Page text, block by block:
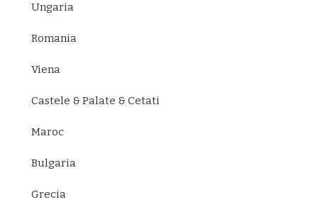
Ungaria
Romania
Viena
Castele & Palate & Cetati
Maroc
Bulgaria
Grecia